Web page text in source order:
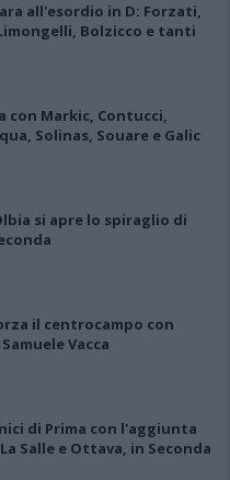
all'esordio in D: Forzati,
Bolzicco e tanti
con Markic, Contucci,
Solinas, Souare e Galic
si apre lo spiraglio di
il centrocampo con
Vacca
di Prima con l'aggiunta
Salle e Ottava, in Seconda